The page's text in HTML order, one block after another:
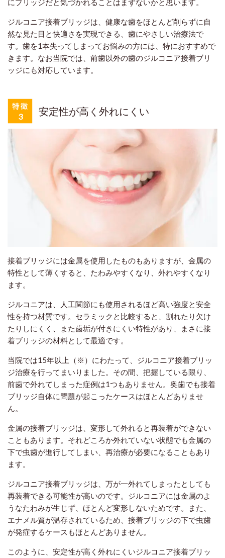
ジルコニア接着ブリッジは、健康な歯をほとんど削らずに自
然な見た目と快適さを実現できる、歯にやさしい治療法で
す。歯を1本失ってしまってお悩みの方には、特におすすめで
きます。なお当院では、前歯以外の歯のジルコニア接着ブリ
ッジにも対応しています。
安定性が高く外れにくい
接着ブリッジには金属を使用したものもありますが、金属の
特性として薄くすると、たわみやすくなり、外れやすくなり
ます。
ジルコニアは、人工関節にも使用されるほど高い強度と安全
性を持つ材質です。セラミックと比較すると、割れたり欠け
たりしにくく、また歯垢が付きにくい特性があり、まさに接
着ブリッジの材料として最適です。
当院では15年以上（※）にわたって、ジルコニア接着ブリッ
ジ治療を行ってまいりました。その間、把握している限り、
前歯で外れてしまった症例は1つもありません。奥歯でも接着
ブリッジ自体に問題が起こったケースはほとんどありませ
ん。
金属の接着ブリッジは、変形して外れると再装着ができない
こともあります。それどころか外れていない状態でも金属の
下で虫歯が進行してしまい、再治療が必要になることもあり
ます。
ジルコニア接着ブリッジは、万が一外れてしまったとしても
再装着できる可能性が高いのです。ジルコニアには金属のよ
うなたわみが生じず、ほとんど変形しないためです。また、
エナメル質が温存されているため、接着ブリッジの下で虫歯
が発症するケースもほとんどありません。
このように、安定性が高く外れにくいジルコニア接着ブリッ